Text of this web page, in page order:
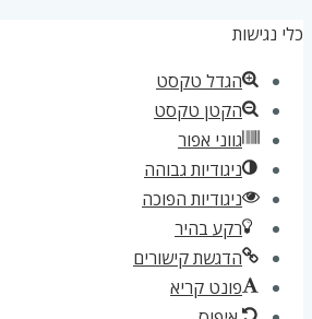
כלי נגישות
הגדל טקסט
הקטן טקסט
גווני אפור
ניגודיות גבוהה
ניגודיות הפוכה
רקע בהיר
הדגשת קישורים
פונט קריא